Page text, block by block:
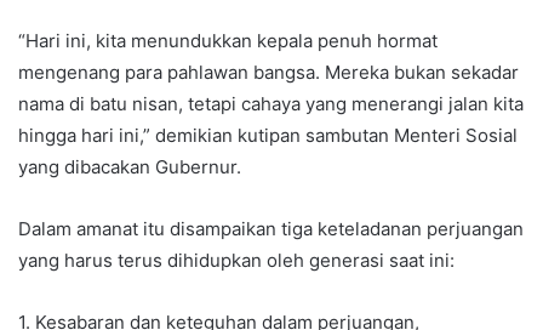
“Hari ini, kita menundukkan kepala penuh hormat
mengenang para pahlawan bangsa. Mereka bukan sekadar
nama di batu nisan, tetapi cahaya yang menerangi jalan kita
hingga hari ini,” demikian kutipan sambutan Menteri Sosial
yang dibacakan Gubernur.
Dalam amanat itu disampaikan tiga keteladanan perjuangan
yang harus terus dihidupkan oleh generasi saat ini:
1. Kesabaran dan keteguhan dalam perjuangan,